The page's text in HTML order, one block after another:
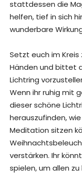
stattdessen die
helfen, tief in sich
wunderbare
Setzt euch im
Händen und bittet
Lichtring
Wenn ihr ruhig mit
dieser schöne
herauszufinden,
Meditation sitzen
verstärken. Ihr
spielen, um allen